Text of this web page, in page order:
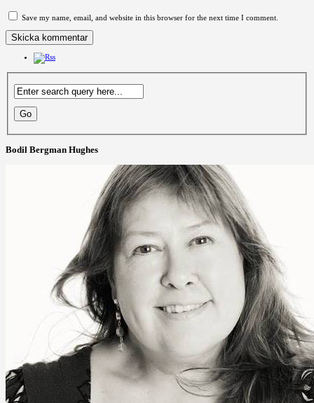
Save my name, email, and website in this browser for the next time I comment.
Bodil Bergman Hughes